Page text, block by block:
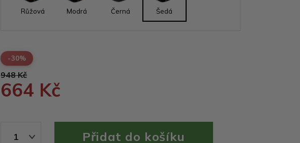
Růžová Modrá Černá Šedá
-30%
948 Kč
664 Kč
1